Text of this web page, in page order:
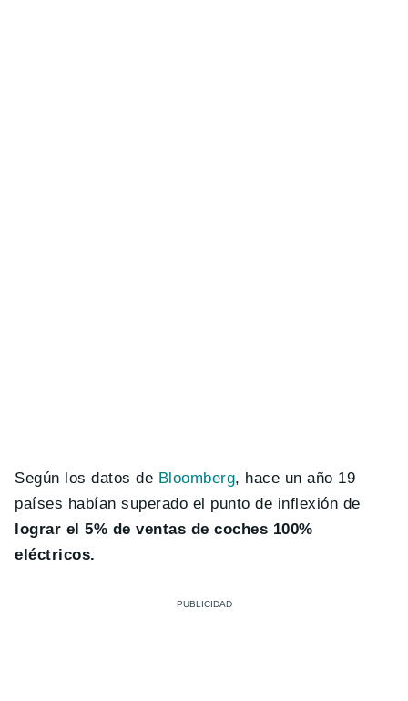
Según los datos de Bloomberg, hace un año 19
países habían superado el punto de inflexión de
lograr el 5% de ventas de coches 100%
eléctricos.